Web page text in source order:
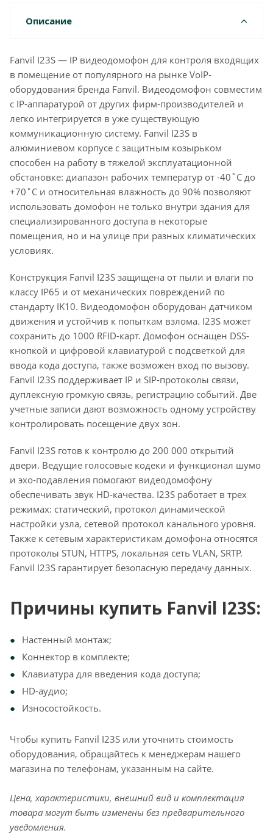
Описание
Fanvil I23S — IP видеодомофон для контроля входящих
в помещение от популярного на рынке VoIP-
оборудования бренда Fanvil. Видеодомофон совместим
с IP-аппаратурой от других фирм-производителей и
легко интегрируется в уже существующую
коммуникационную систему. Fanvil I23S в
алюминиевом корпусе с защитным козырьком
способен на работу в тяжелой эксплуатационной
обстановке: диапазон рабочих температур от -40˚С до
+70˚С и относительная влажность до 90% позволяют
использовать домофон не только внутри здания для
специализированного доступа в некоторые
помещения, но и на улице при разных климатических
условиях.
Конструкция Fanvil I23S защищена от пыли и влаги по
классу IP65 и от механических повреждений по
стандарту IK10. Видеодомофон оборудован датчиком
движения и устойчив к попыткам взлома. I23S может
сохранить до 1000 RFID-карт. Домофон оснащен DSS-
кнопкой и цифровой клавиатурой с подсветкой для
ввода кода доступа, также возможен вход по вызову.
Fanvil I23S поддерживает IP и SIP-протоколы связи,
дуплексную громкую связь, регистрацию событий. Две
учетные записи дают возможность одному устройству
контролировать посещение двух зон.
Fanvil I23S готов к контролю до 200 000 открытий
двери. Ведущие голосовые кодеки и функционал шумо
и эхо-подавления помогают видеодомофону
обеспечивать звук HD-качества. I23S работает в трех
режимах: статический, протокол динамической
настройки узла, сетевой протокол канального уровня.
Также к сетевым характеристикам домофона относятся
протоколы STUN, HTTPS, локальная сеть VLAN, SRTP.
Fanvil I23S гарантирует безопасную передачу данных.
Причины купить Fanvil I23S:
Настенный монтаж;
Коннектор в комплекте;
Клавиатура для введения кода доступа;
HD-аудио;
Износостойкость.
Чтобы купить Fanvil I23S или уточнить стоимость
оборудования, обращайтесь к менеджерам нашего
магазина по телефонам, указанным на сайте.
Цена, характеристики, внешний вид и комплектация
товара могут быть изменены без предварительного
уведомления.